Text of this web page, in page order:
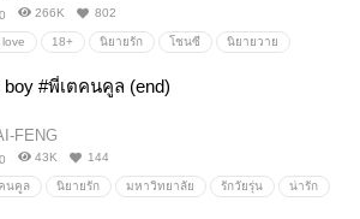
266K 802
love 18+ นิยายรัก โชนซี นิยายวาย
boy #พี่เตคนคูล (end)
FENG
43K 144
นคูล นิยายรัก มหาวิทยาลัย รักวัยรุ่น น่ารัก